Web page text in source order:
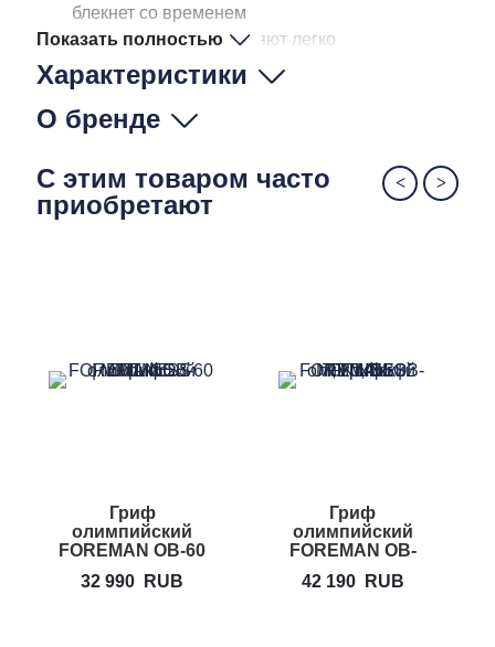
блекнет со временем
Удобные ручки позволяют легко
устанавливать и снимать диски с тренажеров,
а также использовать их как отдельный снаряд
для тренировок
интерьер любого клуба
Полностью автоматическая линия
производства гарантирует высокое качество
Показать полностью
Характеристики
О бренде
С этим товаром часто
приобретают
Гриф
олимпийский
FOREMAN OB-60
32 990
RUB
Гриф
олимпийский
FOREMAN OB-
42 190 RUB